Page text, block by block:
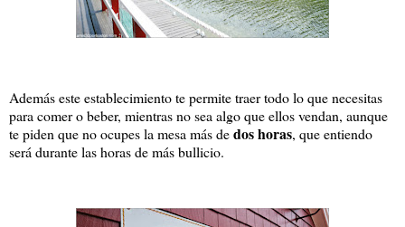
Además este establecimiento te permite traer todo lo que necesitas
para comer o beber, mientras no sea algo que ellos vendan, aunque
te piden que no ocupes la mesa más dedos horas, que entiendo
será durante las horas de más bullicio.